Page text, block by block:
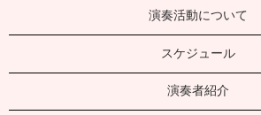
演奏活動について
スケジュール
演奏者紹介